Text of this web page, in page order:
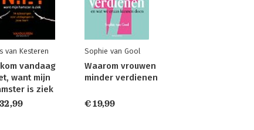
van Kesteren
vandaag
want mijn
is ziek
Sophie van Gool
Waarom vrouwen
minder verdienen
€ 19,99